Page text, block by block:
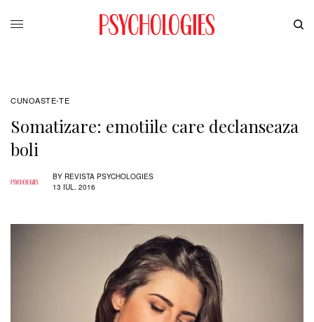
CUNOASTE-TE
Somatizare: emotiile care declanseaza
boli
BY REVISTA PSYCHOLOGIES
13 IUL. 2016